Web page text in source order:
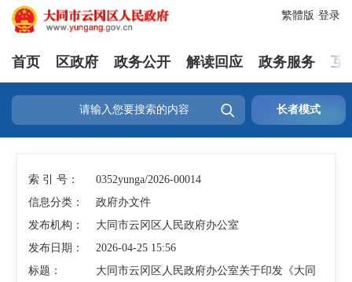
登录
繁體版
首页 区政府 政务公开 解读回应 政务服务 互
 长者模式
索 引 号：
0352yunga/2026-00014
信息分类：
政府办文件
发布机构：
大同市云冈区人民政府办公室
发布日期：
2026-04-25 15:56
标题：
大同市云冈区人民政府办公室关于印发《大同